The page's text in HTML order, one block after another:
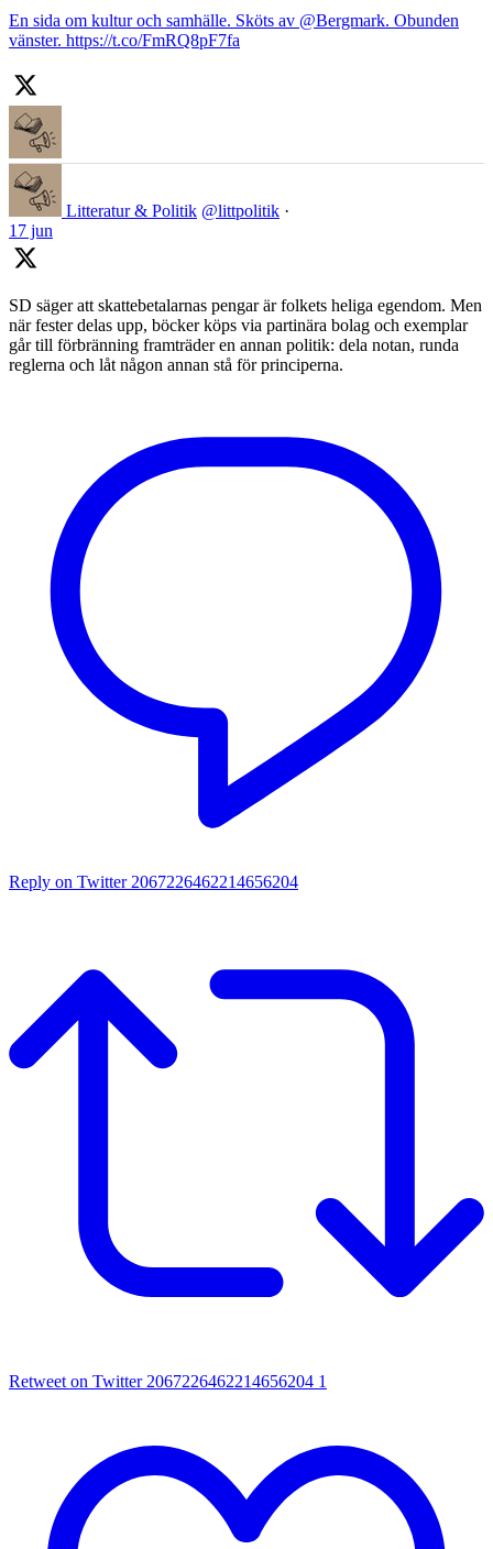
En sida om kultur och samhälle. Sköts av @Bergmark. Obunden
vänster. https://t.co/FmRQ8pF7fa
Litteratur & Politik @littpolitik ·
17 jun
SD säger att skattebetalarnas pengar är folkets heliga egendom. Men
när fester delas upp, böcker köps via partinära bolag och exemplar
går till förbränning framträder en annan politik: dela notan, runda
reglerna och låt någon annan stå för principerna.
Reply on Twitter 2067226462214656204
Retweet on Twitter 2067226462214656204 1